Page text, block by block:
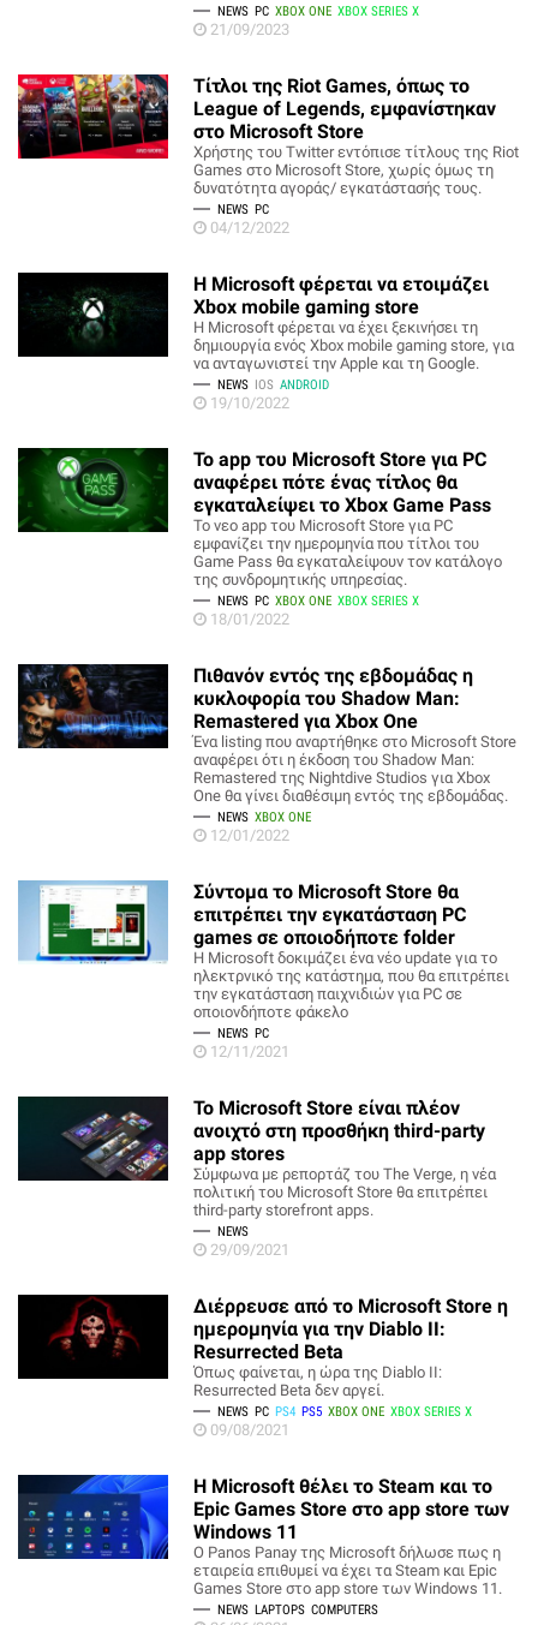
NEWS PC XBOX ONE XBOX SERIES X
21/09/2023
Τίτλοι της Riot Games, όπως το
League of Legends, εμφανίστηκαν
στο Microsoft Store
Χρήστης του Twitter εντόπισε τίτλους της Riot
Games στο Microsoft Store, χωρίς όμως τη
δυνατότητα αγοράς/ εγκατάστασής τους.
NEWS PC
04/12/2022
H Microsoft φέρεται να ετοιμάζει
Xbox mobile gaming store
Η Microsoft φέρεται να έχει ξεκινήσει τη
δημιουργία ενός Xbox mobile gaming store, για
να ανταγωνιστεί την Apple και τη Google.
NEWS IOS ANDROID
19/10/2022
Το app του Microsoft Store για PC
αναφέρει πότε ένας τίτλος θα
εγκαταλείψει το Xbox Game Pass
Το νεο app του Microsoft Store για PC
εμφανίζει την ημερομηνία που τίτλοι του
Game Pass θα εγκαταλείψουν τον κατάλογο
της συνδρομητικής υπηρεσίας.
NEWS PC XBOX ONE XBOX SERIES X
18/01/2022
Πιθανόν εντός της εβδομάδας η
κυκλοφορία του Shadow Man:
Remastered για Xbox One
Ένα listing που αναρτήθηκε στο Microsoft Store
αναφέρει ότι η έκδοση του Shadow Man:
Remastered της Nightdive Studios για Xbox
One θα γίνει διαθέσιμη εντός της εβδομάδας.
NEWS XBOX ONE
12/01/2022
Σύντομα το Microsoft Store θα
επιτρέπει την εγκατάσταση PC
games σε οποιοδήποτε folder
H Microsoft δοκιμάζει ένα νέο update για το
ηλεκτρνικό της κατάστημα, που θα επιτρέπει
την εγκατάσταση παιχνιδιών για PC σε
οποιονδήποτε φάκελο
NEWS PC
12/11/2021
Το Microsoft Store είναι πλέον
ανοιχτό στη προσθήκη third-party
app stores
Σύμφωνα με ρεπορτάζ του The Verge, η νέα
πολιτική του Microsoft Store θα επιτρέπει
third-party storefront apps.
NEWS
29/09/2021
Διέρρευσε από το Microsoft Store η
ημερομηνία για την Diablo II:
Resurrected Beta
Όπως φαίνεται, η ώρα της Diablo II:
Resurrected Beta δεν αργεί.
NEWS PC PS4 PS5 XBOX ONE XBOX SERIES X
09/08/2021
Η Microsoft θέλει το Steam και το
Epic Games Store στο app store των
Windows 11
Ο Panos Panay της Microsoft δήλωσε πως η
εταιρεία επιθυμεί να έχει τα Steam και Epic
Games Store στο app store των Windows 11.
NEWS LAPTOPS COMPUTERS